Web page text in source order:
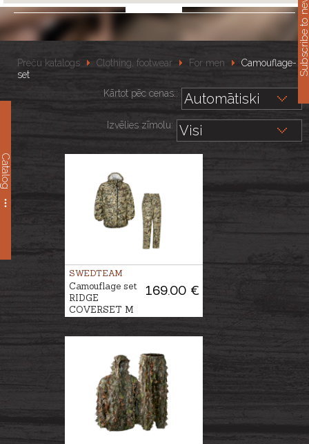
Catalog
Preču katalogs Clothing, footwear For men
Camouflage-
set
Kārtot pēc cenas::
Izvēlies zīmolu:
SWEDTEAM
169.00 €
Camouflage set
RIDGE
COVERSET M